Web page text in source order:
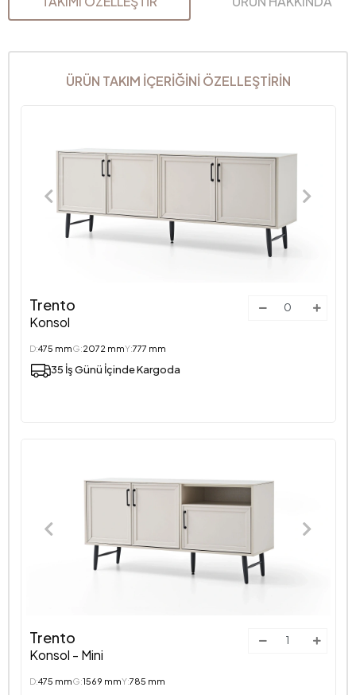
ÜRÜN TAKIM İÇERİĞİNİ ÖZELLEŞTİRİN
Trento
Konsol
D:475 mmG:2072 mmY:777 mm
35 İş Günü İçinde Kargoda
Trento
Konsol - Mini
D:475 mmG:1569 mmY:785 mm